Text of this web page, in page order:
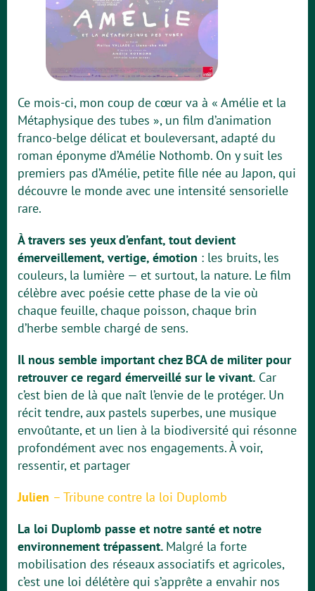
Ce mois-ci, mon coup de cœur va à « Amélie et la
Métaphysique des tubes », un film d’animation
franco-belge délicat et bouleversant, adapté du
roman éponyme d’Amélie Nothomb. On y suit les
premiers pas d’Amélie, petite fille née au Japon, qui
découvre le monde avec une intensité sensorielle
rare.
À travers ses yeux d’enfant, tout devient
émerveillement, vertige, émotion : les bruits, les
couleurs, la lumière — et surtout, la nature. Le film
célèbre avec poésie cette phase de la vie où
chaque feuille, chaque poisson, chaque brin
d’herbe semble chargé de sens.
Il nous semble important chez BCA de militer pour
retrouver ce regard émerveillé sur le vivant. Car
c’est bien de là que naît l’envie de le protéger. Un
récit tendre, aux pastels superbes, une musique
envoûtante, et un lien à la biodiversité qui résonne
profondément avec nos engagements. À voir,
ressentir, et partager
Julien – Tribune contre la loi Duplomb
La loi Duplomb passe et notre santé et notre
environnement trépassent. Malgré la forte
mobilisation des réseaux associatifs et agricoles,
c’est une loi délétère qui s’apprête a envahir nos